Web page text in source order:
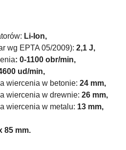
Li-Ion,
wg EPTA 05/2009): 2,1 J,
: 0-1100 obr/min,
ud/min,
wiercenia w betonie: 24 mm,
wiercenia w drewnie: 26 mm,
wiercenia w metalu: 13 mm,
85 mm.